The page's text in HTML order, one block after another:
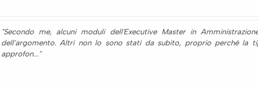
"Secondo me, alcuni moduli dell'Executive Master in
dell’argomento. Altri non lo sono stati da subito, proprio perché la
approfon..."